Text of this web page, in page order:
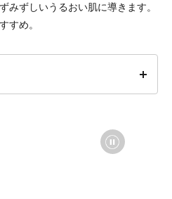
みずしいうるおい肌に導きます。
すめ。